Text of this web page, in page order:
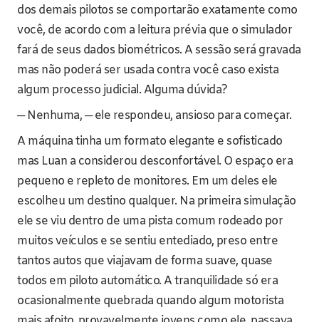
dos demais pilotos se comportarão exatamente como
você, de acordo com a leitura prévia que o simulador
fará de seus dados biométricos. A sessão será gravada
mas não poderá ser usada contra você caso exista
algum processo judicial. Alguma dúvida?
─ Nenhuma, ─ ele respondeu, ansioso para começar.
A máquina tinha um formato elegante e sofisticado
mas Luan a considerou desconfortável. O espaço era
pequeno e repleto de monitores. Em um deles ele
escolheu um destino qualquer. Na primeira simulação
ele se viu dentro de uma pista comum rodeado por
muitos veículos e se sentiu entediado, preso entre
tantos autos que viajavam de forma suave, quase
todos em piloto automático. A tranquilidade só era
ocasionalmente quebrada quando algum motorista